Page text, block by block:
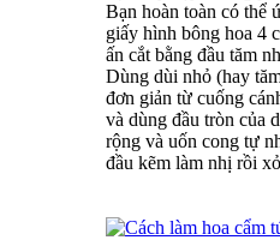
Bạn hoàn toàn có thể
giấy hình bông hoa 4
ấn cắt bằng đầu tăm
Dùng dùi nhỏ (hay
đơn giản từ cuống
và dùng đầu tròn của
rộng và uốn cong tự
đầu kẽm làm nhị rồi